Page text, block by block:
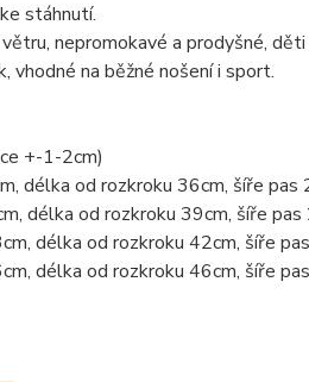
stáhnutí.
nepromokavé a prodyšné, děti
vhodné na běžné nošení i sport.
+-1-2cm)
délka od rozkroku 36cm, šíře pas
délka od rozkroku 39cm, šíře
délka od rozkroku 42cm, šíře
délka od rozkroku 46cm, šíře